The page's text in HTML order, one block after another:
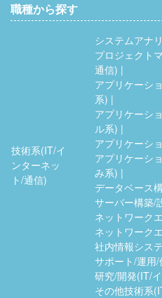
職種から探す
技術系(IT/イ
ンターネッ
ト/通信)
システムアナ
プロジェクト
通信)
アプリケーシ
系)
アプリケーシ
ル系)
アプリケーシ
アプリケーシ
み系)
データベース
サーバー構築/
ネットワーク
ネットワーク
社内情報シス
サポート/運用
研究/開発(IT/
その他技術系